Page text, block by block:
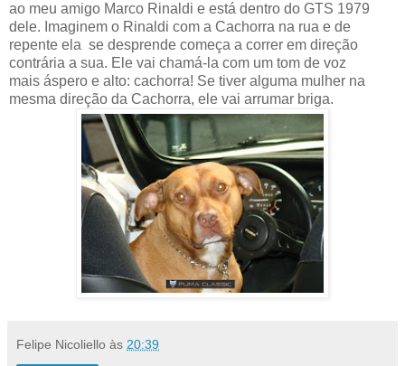
ao meu amigo Marco Rinaldi e está dentro do GTS 1979
dele. Imaginem o Rinaldi com a Cachorra na rua e de
repente ela se desprende começa a correr em direção
contrária a sua. Ele vai chamá-la com um tom de voz
mais áspero e alto: cachorra! Se tiver alguma mulher na
mesma direção da Cachorra, ele vai arrumar briga.
Felipe Nicoliello às 20:39